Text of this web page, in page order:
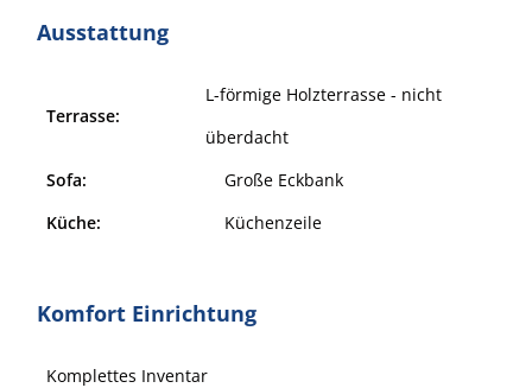
Ausstattung
Terrasse:
L-förmige Holzterrasse - nicht
überdacht
Sofa:
Große Eckbank
Küche:
Küchenzeile
Komfort Einrichtung
Komplettes Inventar